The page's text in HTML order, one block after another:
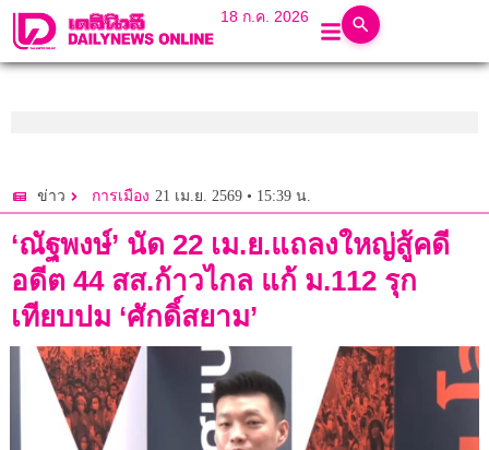
18 ก.ค. 2026
ข่าว การเมือง 21 เม.ย. 2569 • 15:39 น.
‘ณัฐพงษ์’ นัด 22 เม.ย.แถลงใหญ่สู้คดี
อดีต 44 สส.ก้าวไกล แก้ ม.112 รุก
เทียบปม ‘ศักดิ์สยาม’